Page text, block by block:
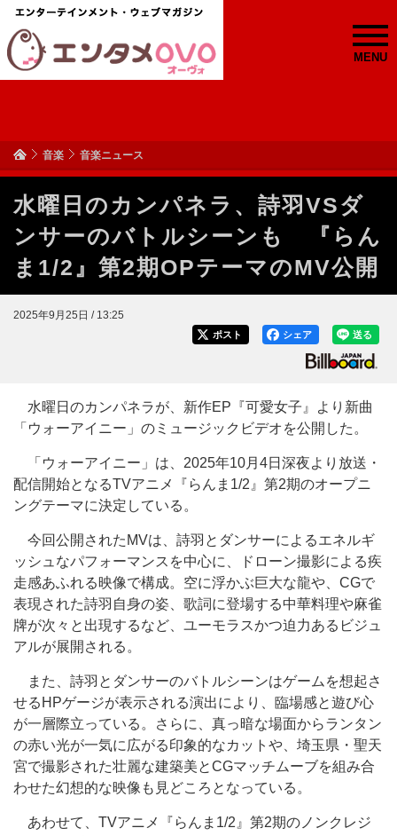
MENU
音楽 音楽ニュース
水曜日のカンパネラ、詩羽VSダ
ンサーのバトルシーンも 『らん
ま1/2』第2期OPテーマのMV公開
2025年9月25日 / 13:25
送る
シェア
ポスト
水曜日のカンパネラが、新作EP『可愛女子』より新曲
「ウォーアイニー」のミュージックビデオを公開した。
「ウォーアイニー」は、2025年10月4日深夜より放送・
配信開始となるTVアニメ『らんま1/2』第2期のオープニ
ングテーマに決定している。
今回公開されたMVは、詩羽とダンサーによるエネルギ
ッシュなパフォーマンスを中心に、ドローン撮影による疾
走感あふれる映像で構成。空に浮かぶ巨大な龍や、CGで
表現された詩羽自身の姿、歌詞に登場する中華料理や麻雀
牌が次々と出現するなど、ユーモラスかつ迫力あるビジュ
アルが展開される。
また、詩羽とダンサーのバトルシーンはゲームを想起さ
せるHPゲージが表示される演出により、臨場感と遊び心
が一層際立っている。さらに、真っ暗な場面からランタン
の赤い光が一気に広がる印象的なカットや、埼玉県・聖天
宮で撮影された壮麗な建築美とCGマッチムーブを組み合
わせた幻想的な映像も見どころとなっている。
あわせて、TVアニメ『らんま1/2』第2期のノンクレジ